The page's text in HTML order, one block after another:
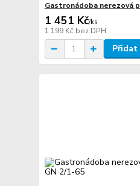
Gastronádoba nerezová
1 451 Kč/ks
1 199 Kč bez DPH
Přidat